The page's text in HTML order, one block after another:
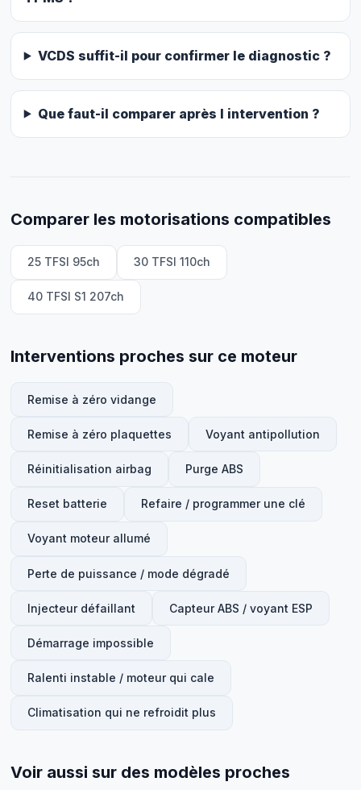
VCDS suffit-il pour confirmer le diagnostic ?
Que faut-il comparer après l intervention ?
Comparer les motorisations compatibles
25 TFSI 95ch 30 TFSI 110ch
40 TFSI S1 207ch
Interventions proches sur ce moteur
Remise à zéro vidange
Remise à zéro plaquettes Voyant antipollution
Réinitialisation airbag Purge ABS
Reset batterie Refaire / programmer une clé
Voyant moteur allumé
Perte de puissance / mode dégradé
Injecteur défaillant Capteur ABS / voyant ESP
Démarrage impossible
Ralenti instable / moteur qui cale
Climatisation qui ne refroidit plus
Voir aussi sur des modèles proches